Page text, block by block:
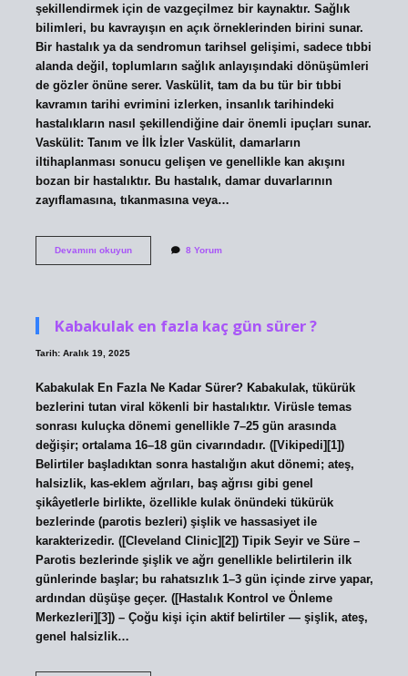
şekillendirmek için de vazgeçilmez bir kaynaktır. Sağlık
bilimleri, bu kavrayışın en açık örneklerinden birini sunar.
Bir hastalık ya da sendromun tarihsel gelişimi, sadece tıbbi
alanda değil, toplumların sağlık anlayışındaki dönüşümleri
de gözler önüne serer. Vaskülit, tam da bu tür bir tıbbi
kavramın tarihi evrimini izlerken, insanlık tarihindeki
hastalıkların nasıl şekillendiğine dair önemli ipuçları sunar.
Vaskülit: Tanım ve İlk İzler Vaskülit, damarların
iltihaplanması sonucu gelişen ve genellikle kan akışını
bozan bir hastalıktır. Bu hastalık, damar duvarlarının
zayıflamasına, tıkanmasına veya…
Devamını okuyunVaskülit
8 Yorum
Kabakulak en fazla kaç gün sürer ?
Tarih: Aralık 19, 2025
Kabakulak En Fazla Ne Kadar Sürer? Kabakulak, tükürük
bezlerini tutan viral kökenli bir hastalıktır. Virüsle temas
sonrası kuluçka dönemi genellikle 7–25 gün arasında
değişir; ortalama 16–18 gün civarındadır. ([Vikipedi][1])
Belirtiler başladıktan sonra hastalığın akut dönemi; ateş,
halsizlik, kas‑eklem ağrıları, baş ağrısı gibi genel
şikâyetlerle birlikte, özellikle kulak önündeki tükürük
bezlerinde (parotis bezleri) şişlik ve hassasiyet ile
karakterizedir. ([Cleveland Clinic][2]) Tipik Seyir ve Süre –
Parotis bezlerinde şişlik ve ağrı genellikle belirtilerin ilk
günlerinde başlar; bu rahatsızlık 1–3 gün içinde zirve yapar,
ardından düşüşe geçer. ([Hastalık Kontrol ve Önleme
Merkezleri][3]) – Çoğu kişi için aktif belirtiler — şişlik, ateş,
genel halsizlik…